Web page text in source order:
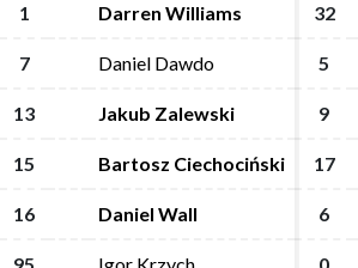
1 Darren Williams 32
7 Daniel Dawdo 5
13 Jakub Zalewski 9
15 Bartosz Ciechociński 17
16 Daniel Wall 6
1 Darren Williams 32
7 Daniel Dawdo 5
13 Jakub Zalewski 9
15 Bartosz Ciechociński 17
16 Daniel Wall 6